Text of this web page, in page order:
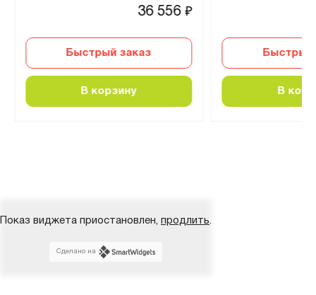
36 556₽
Быстрый заказ
В корзину
Быстрый
В
Показ виджета приостановлен, продлить.
Сделано на